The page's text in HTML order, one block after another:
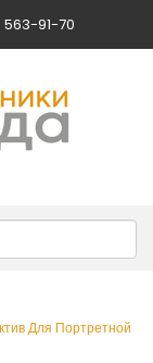
91-70
Для Портретной